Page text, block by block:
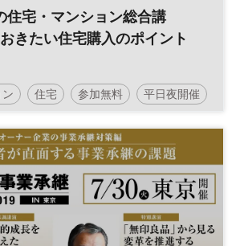
住宅・マンション総合講
きたい住宅購入のポイント
住宅 参加無料 平日夜開催